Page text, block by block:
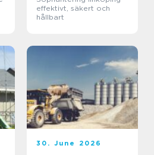
effektivt, säkert och
hållbart
30. June 2026